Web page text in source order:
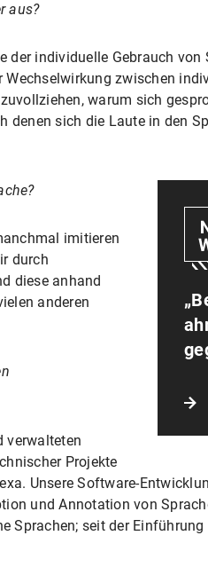
aus?
der individuelle Gebrauch von
zwischen
warum sich
denen sich die Laute in den
imitieren
durch
diese anhand
anderen
verwalteten
Projekte
Unsere Software-
und Annotation von
Sprachen; seit der